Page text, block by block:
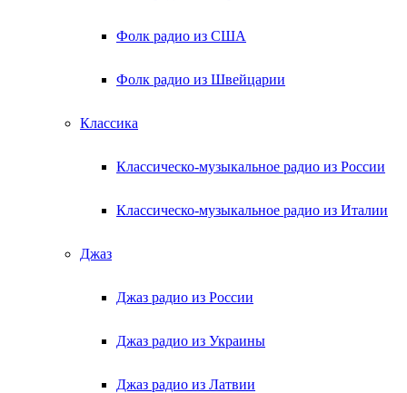
Фолк радио из США
Фолк радио из Швейцарии
Классика
Классическо-музыкальное радио из России
Классическо-музыкальное радио из Италии
Джаз
Джаз радио из России
Джаз радио из Украины
Джаз радио из Латвии